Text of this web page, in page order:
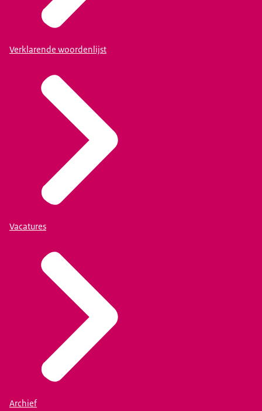
Verklarende woordenlijst
Vacatures
Archief